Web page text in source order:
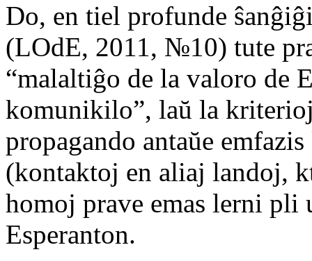
Do, en tiel profunde
(LOdE, 2011, №10) tute
“malaltiĝo de la valoro de
komunikilo”, laŭ la
propagando antaŭe
(kontaktoj en aliaj landoj,
homoj prave emas lerni
Esperanton.